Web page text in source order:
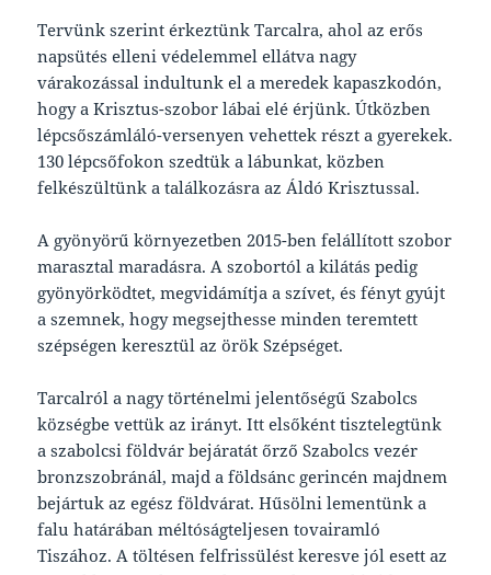
Tervünk szerint érkeztünk Tarcalra, ahol az erős
napsütés elleni védelemmel ellátva nagy
várakozással indultunk el a meredek kapaszkodón,
hogy a Krisztus-szobor lábai elé érjünk. Útközben
lépcsőszámláló-versenyen vehettek részt a gyerekek.
130 lépcsőfokon szedtük a lábunkat, közben
felkészültünk a találkozásra az Áldó Krisztussal.
A gyönyörű környezetben 2015-ben felállított szobor
marasztal maradásra. A szobortól a kilátás pedig
gyönyörködtet, megvidámítja a szívet, és fényt gyújt
a szemnek, hogy megsejthesse minden teremtett
szépségen keresztül az örök Szépséget.
Tarcalról a nagy történelmi jelentőségű Szabolcs
községbe vettük az irányt. Itt elsőként tisztelegtünk
a szabolcsi földvár bejáratát őrző Szabolcs vezér
bronzszobránál, majd a földsánc gerincén majdnem
bejártuk az egész földvárat. Hűsölni lementünk a
falu határában méltóságteljesen tovairamló
Tiszához. A töltésen felfrissülést keresve jól esett az